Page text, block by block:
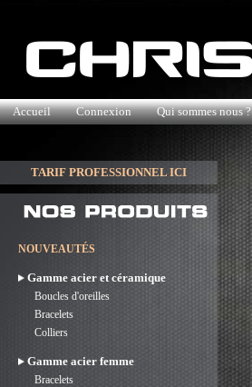
Accueil Connexion Qui sommes nous ?
TARIF PROFESSIONNEL ICI
NOUVEAUTÉS
Gamme acier et céramique
Boucles d'oreilles
Bracelets
Colliers
Gamme acier femme
Bracelets